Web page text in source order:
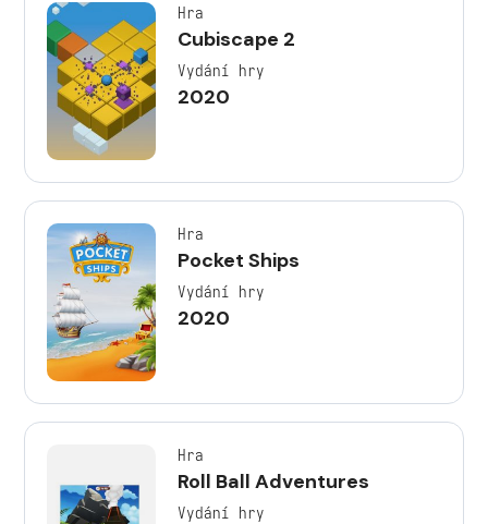
Hra
Cubiscape 2
Vydání hry
2020
Hra
Pocket Ships
Vydání hry
2020
Hra
Roll Ball Adventures
Vydání hry